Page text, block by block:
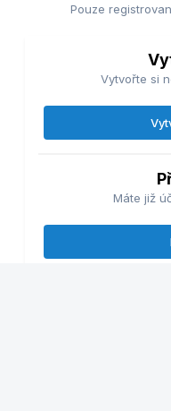
Pouze
Vytvořte si
Máte již